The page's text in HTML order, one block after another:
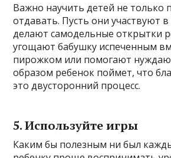
Важно научить детей не только
отдавать. Пусть они участвуют
делают самодельные открытки
угощают бабушку испеченным
пирожком или помогают
образом ребенок поймет, что
это двусторонний процесс.
5. Используйте игры
Каким бы полезным ни был